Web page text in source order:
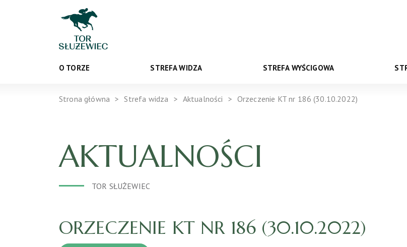
O TORZE STREFA WIDZA STREFA WYŚCIGOWA
Strona główna Strefa widza Aktualności Orzeczenie KT nr 186 (30.10.2022)
AKTUALNOŚCI
TOR SŁUŻEWIEC
ORZECZENIE KT NR 186 (30.10.2022)